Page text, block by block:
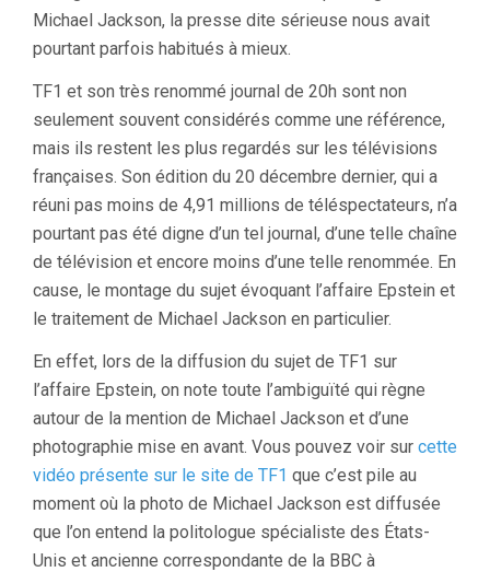
Michael Jackson, la presse dite sérieuse nous avait
pourtant parfois habitués à mieux.
TF1 et son très renommé journal de 20h sont non
seulement souvent considérés comme une référence,
mais ils restent les plus regardés sur les télévisions
françaises. Son édition du 20 décembre dernier, qui a
réuni pas moins de 4,91 millions de téléspectateurs, n’a
pourtant pas été digne d’un tel journal, d’une telle chaîne
de télévision et encore moins d’une telle renommée. En
cause, le montage du sujet évoquant l’affaire Epstein et
le traitement de Michael Jackson en particulier.
En effet, lors de la diffusion du sujet de TF1 sur
l’affaire Epstein, on note toute l’ambiguïté qui règne
autour de la mention de Michael Jackson et d’une
photographie mise en avant. Vous pouvez voir sur cette
vidéo présente sur le site de TF1 que c’est pile au
moment où la photo de Michael Jackson est diffusée
que l’on entend la politologue spécialiste des États-
Unis et ancienne correspondante de la BBC à